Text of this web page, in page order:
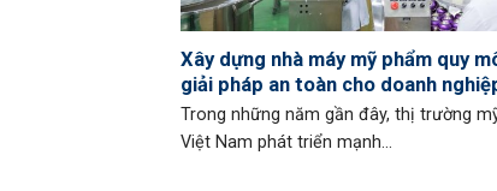
Xây dựng nhà máy mỹ phẩm quy
giải pháp an toàn cho doanh
Trong những năm gần đây, thị trường
Việt Nam phát triển mạnh...